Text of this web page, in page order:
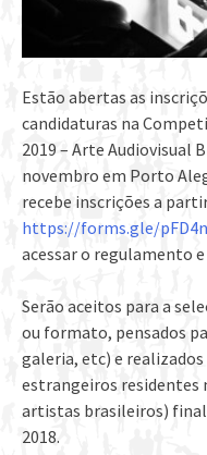
Estão abertas as
candidaturas na
2019 – Arte Audiovisual
novembro em Porto
recebe inscrições a
https://forms.gle/
acessar o regulamento
Serão aceitos para a
ou formato, pensados
galeria, etc) e
estrangeiros residentes
artistas brasileiros)
2018.